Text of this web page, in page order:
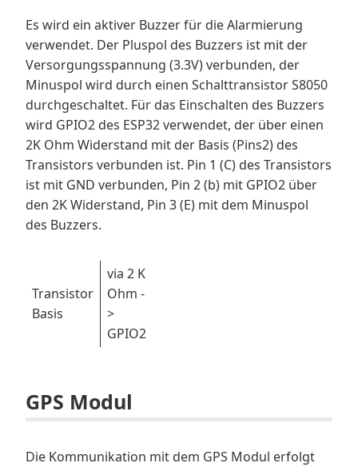
Es wird ein aktiver Buzzer für die Alarmierung
verwendet. Der Pluspol des Buzzers ist mit der
Versorgungsspannung (3.3V) verbunden, der
Minuspol wird durch einen Schalttransistor S8050
durchgeschaltet. Für das Einschalten des Buzzers
wird GPIO2 des ESP32 verwendet, der über einen
2K Ohm Widerstand mit der Basis (Pins2) des
Transistors verbunden ist. Pin 1 (C) des Transistors
ist mit GND verbunden, Pin 2 (b) mit GPIO2 über
den 2K Widerstand, Pin 3 (E) mit dem Minuspol
des Buzzers.
Transistor
Basis
via 2 K
Ohm -
>
GPIO2
GPS Modul
Die Kommunikation mit dem GPS Modul erfolgt